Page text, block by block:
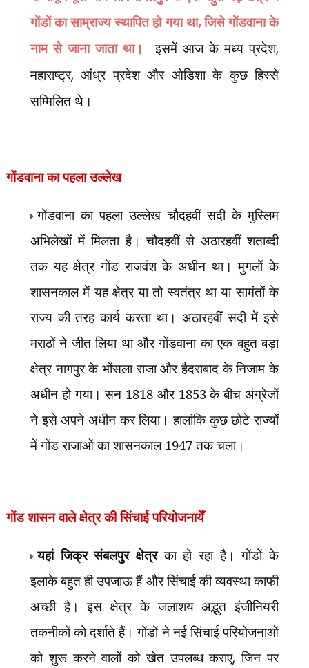
गोंडों का साम्राज्य स्थापित हो गया था,जिसे गोंडवाना के
नाम से जाना जाता था।इसमें आज के मध्य प्रदेश,
महाराष्ट्र,आंध्र प्रदेश और ओडिशा के कुछ हिस्से
सम्मिलित थे।
गोंडवाना का पहला उल्लेख
गोंडवाना का पहला उल्लेख चौदहवीं सदी के मुस्लिम
अभिलेखों में मिलता है। चौदहवीं से अठारहवीं शताब्दी
तक यह क्षेत्र गोंड राजवंश के अधीन था। मुगलों के
शासनकाल में यह क्षेत्र या तो स्वतंत्र था या सामंतों के
राज्य की तरह कार्य करता था। अठारहवीं सदी में इसे
मराठों ने जीत लिया था और गोंडवाना का एक बहुत बड़ा
क्षेत्र नागपुर के भोंसला राजा और हैदराबाद के निजाम के
अधीन हो गया। सन 1818 और 1853 के बीच अंग्रेजों
ने इसे अपने अधीन कर लिया। हालांकि कुछ छोटे राज्यों
में गोंड राजाओं का शासनकाल 1947 तक चला।
गोंड शासन वाले क्षेत्र की सिंचाई परियोजनायेँ
यहां जिक्र संबलपुर क्षेत्रका हो रहा है। गोंडों के
इलाके बहुत ही उपजाऊ हैं और सिंचाई की व्यवस्था काफी
अच्छी है। इस क्षेत्र के जलाशय अद्भुत इंजीनियरी
तकनीकों को दर्शाते हैं। गोंडों ने नई सिंचाई परियोजनाओं
को शुरू करने वालों को खेत उपलब्ध कराए,जिन पर